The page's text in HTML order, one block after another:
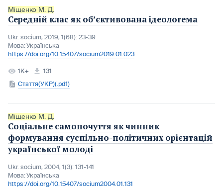
Міщенко М. Д.
Середній клас як об’єктивована ідеологема
Ukr. socìum, 2019, 1(68): 23-39
Мова:Українська
https://doi.org/10.15407/socium2019.01.023
1K+
131
Стаття(УКР)(.pdf)
Міщенко М. Д.
Cоціальне самопочуття як чинник
формування суспільно-політичних орієнтацій
української молоді
Ukr. socìum, 2004, 1(3): 131-141
Мова:Українська
https://doi.org/10.15407/socium2004.01.131